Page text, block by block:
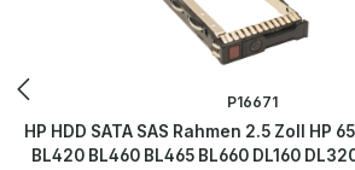
P16671
HP HDD SATA SAS Rahmen 2.5 Zoll HP
BL420 BL460 BL465 BL660 DL160